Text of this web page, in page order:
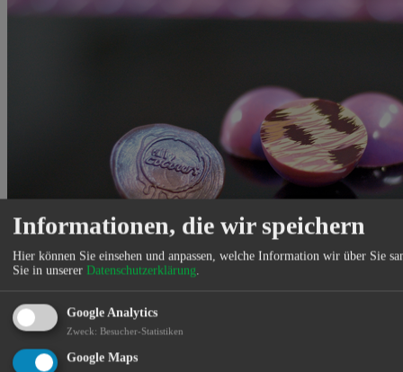
Erleben Sie den Zauber der essbaren Kunst und lassen Sie sich ein
paar Stunden in die wunderbare Welt der Schokolade und Pralinen
Informationen, die wir speichern
Hier können Sie einsehen und anpassen, welche Information wir über Sie
Sie in unserer Datenschutzerklärung.
Google Analytics
Zweck: Besucher-Statistiken
Google Maps